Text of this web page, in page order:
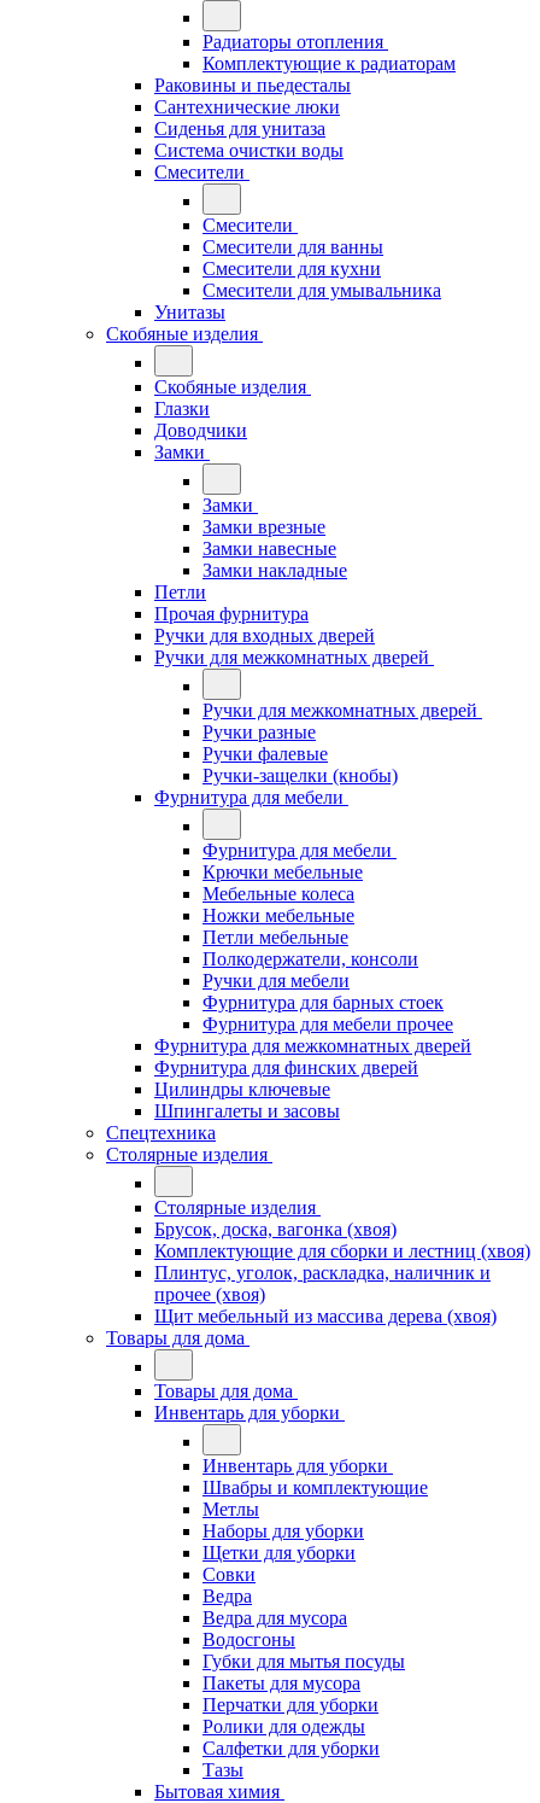
Радиаторы отопления
Комплектующие к радиаторам
Раковины и пьедесталы
Сантехнические люки
Сиденья для унитаза
Система очистки воды
Смесители
Смесители
Смесители для ванны
Смесители для кухни
Смесители для умывальника
Унитазы
Скобяные изделия
Скобяные изделия
Глазки
Доводчики
Замки
Замки
Замки врезные
Замки навесные
Замки накладные
Петли
Прочая фурнитура
Ручки для входных дверей
Ручки для межкомнатных дверей
Ручки для межкомнатных дверей
Ручки разные
Ручки фалевые
Ручки-защелки (кнобы)
Фурнитура для мебели
Фурнитура для мебели
Крючки мебельные
Мебельные колеса
Ножки мебельные
Петли мебельные
Полкодержатели, консоли
Ручки для мебели
Фурнитура для барных стоек
Фурнитура для мебели прочее
Фурнитура для межкомнатных дверей
Фурнитура для финских дверей
Цилиндры ключевые
Шпингалеты и засовы
Спецтехника
Столярные изделия
Столярные изделия
Брусок, доска, вагонка (хвоя)
Комплектующие для сборки и лестниц (хвоя)
Плинтус, уголок, раскладка, наличник и
прочее (хвоя)
Щит мебельный из массива дерева (хвоя)
Товары для дома
Товары для дома
Инвентарь для уборки
Инвентарь для уборки
Швабры и комплектующие
Метлы
Наборы для уборки
Щетки для уборки
Совки
Ведра
Ведра для мусора
Водосгоны
Губки для мытья посуды
Пакеты для мусора
Перчатки для уборки
Ролики для одежды
Салфетки для уборки
Тазы
Бытовая химия